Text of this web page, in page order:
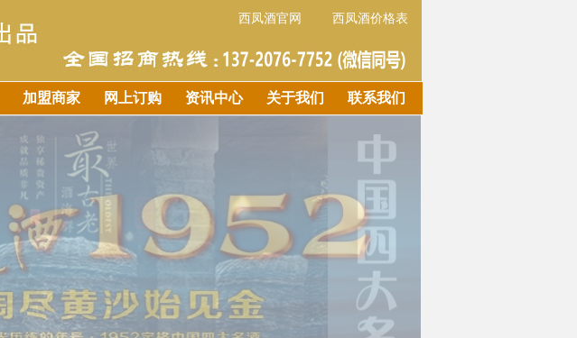
西凤酒官网 西凤酒价格表
加盟商家 网上订购 资讯中心 关于我们 联系我们